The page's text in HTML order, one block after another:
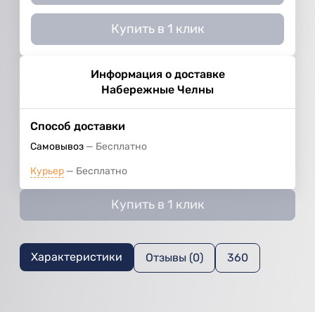
Купить в 1 клик
Информация о доставке
Набережные Челны
Способ доставки
Самовывоз Бесплатно
Курьер Бесплатно
Купить в 1 клик
Характеристики Отзывы (0) 360